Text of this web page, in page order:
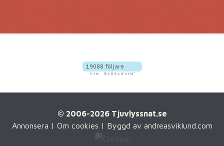
© 2006-2026 Tjuvlyssnat.se
Annonsera | Om cookies | Byggd av andreasviklund.com